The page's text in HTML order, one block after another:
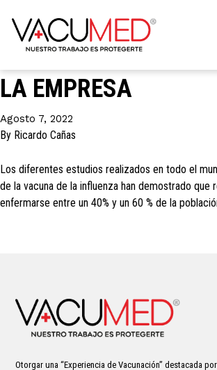
Etiqueta:a domicilio
LAS VACUNAS
LA EMPRESA
Agosto 7, 2022
By Ricardo Cañas
Los diferentes estudios realizados en todo el
de la vacuna de la influenza han demostrado que
enfermarse entre un 40% y un 60 % de la
Otorgar una “Experiencia de Vacunación” destacada